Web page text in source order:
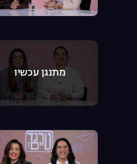
מתנגן עכשיו